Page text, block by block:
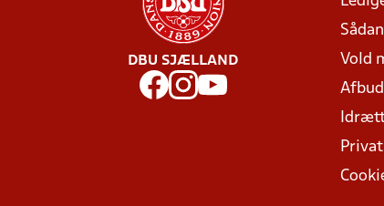
DBU SJÆLLAND
Vold